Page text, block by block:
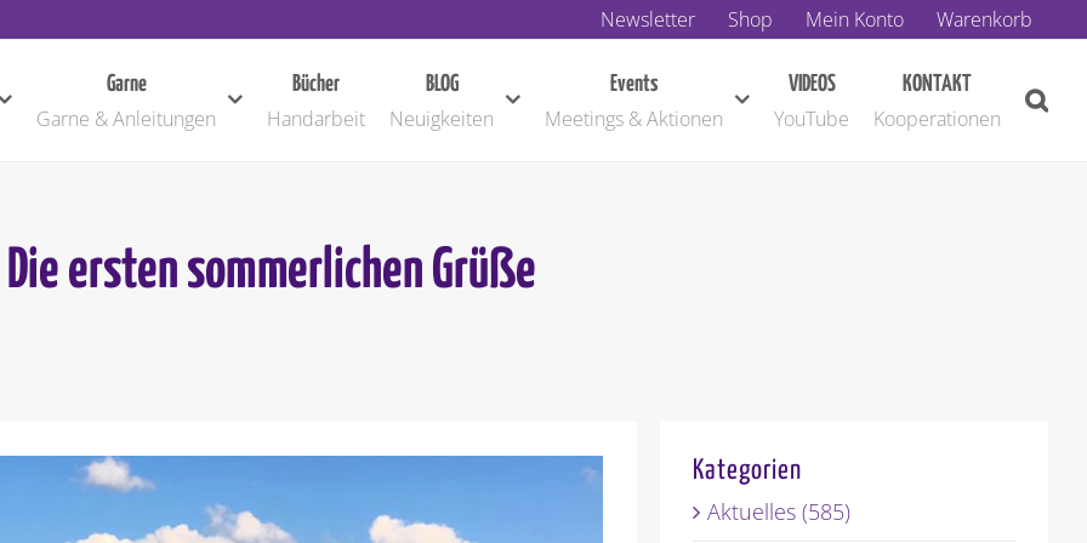
Newsletter Shop Mein Konto Warenkorb
Garne
Garne & Anleitungen
Bücher
Handarbeit
BLOG
Neuigkeiten
Events
Meetings & Aktionen
VIDEOS
YouTube
KONTAKT
Kooperationen
Die ersten sommerlichen Grüße
Kategorien
Aktuelles (585)